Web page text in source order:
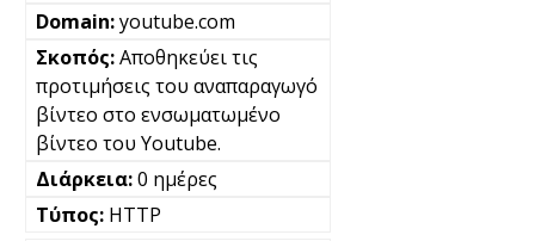
youtube.com
Αποθηκεύει τις
προτιμήσεις του αναπαραγωγό
βίντεο στο ενσωματωμένο
βίντεο του Youtube.
0 ημέρες
HTTP